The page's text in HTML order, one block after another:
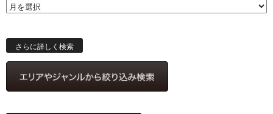
ス
索
さらに詳しく検索